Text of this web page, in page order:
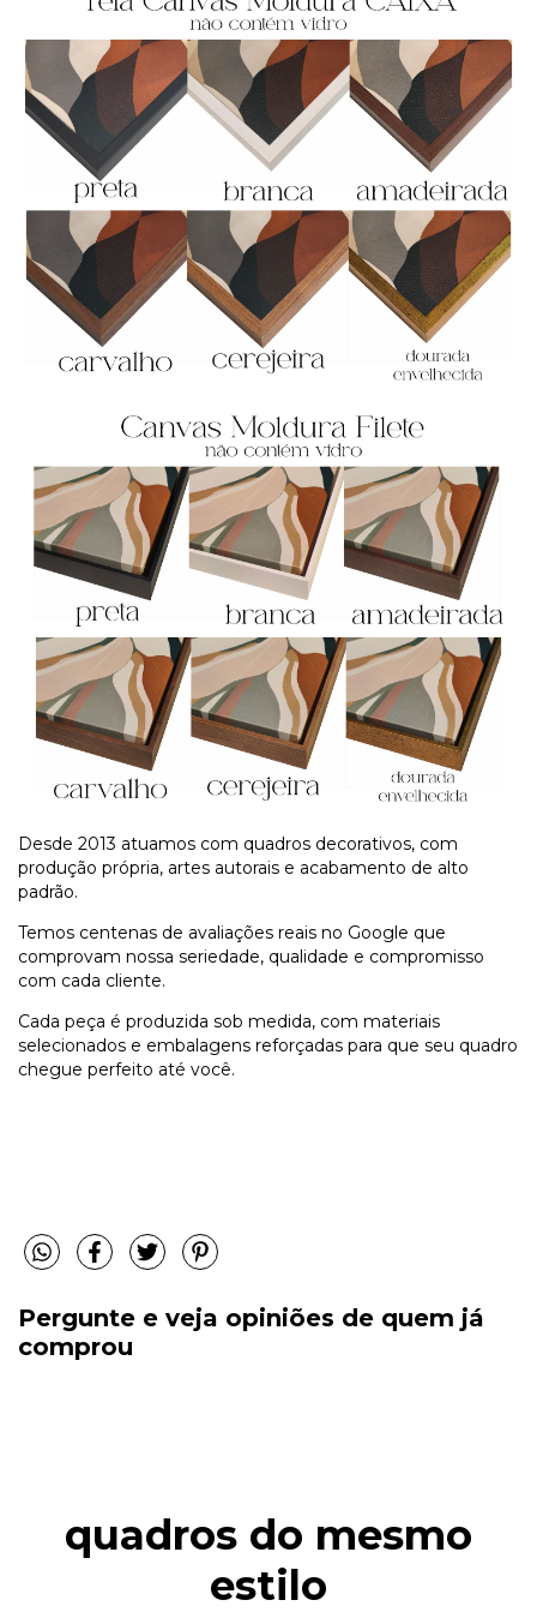
Desde 2013 atuamos com quadros decorativos, com
produção própria, artes autorais e acabamento de alto
padrão.
Temos centenas de avaliações reais no Google que
comprovam nossa seriedade, qualidade e compromisso
com cada cliente.
Cada peça é produzida sob medida, com materiais
selecionados e embalagens reforçadas para que seu quadro
chegue perfeito até você.
Pergunte e veja opiniões de quem já
comprou
quadros do mesmo
estilo